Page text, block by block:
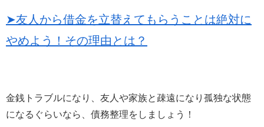
➤友人から借金を立替えてもらうことは絶対に
やめよう！その理由とは？
金銭トラブルになり、友人や家族と疎遠になり孤独な状態
になるぐらいなら、債務整理をしましょう！